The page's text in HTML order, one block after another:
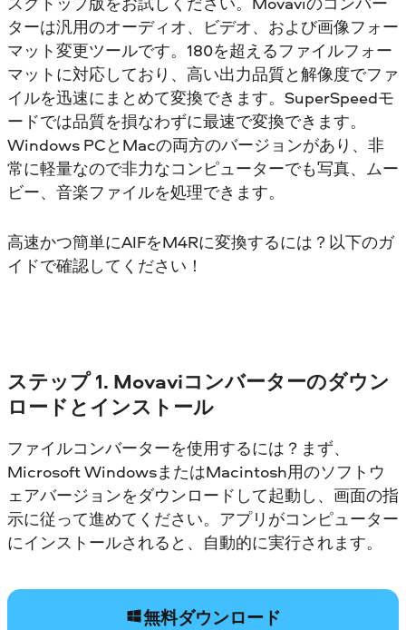
ターは汎用のオーディオ、ビデオ、および画像フォー
マット変更ツールです。180を超えるファイルフォー
マットに対応しており、高い出力品質と解像度でファ
イルを迅速にまとめて変換できます。SuperSpeedモ
ードでは品質を損なわずに最速で変換できます。
Windows PCとMacの両方のバージョンがあり、非
常に軽量なので非力なコンピューターでも写真、ムー
ビー、音楽ファイルを処理できます。
高速かつ簡単にAIFをM4Rに変換するには？以下のガ
イドで確認してください！
ステップ 1. Movaviコンバーターのダウン
ロードとインストール
ファイルコンバーターを使用するには？まず、
Microsoft WindowsまたはMacintosh用のソフトウ
ェアバージョンをダウンロードして起動し、画面の指
示に従って進めてください。アプリがコンピューター
にインストールされると、自動的に実行されます。
無料ダウンロード